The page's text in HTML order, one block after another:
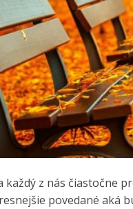
z nás čiastočne
povedané aká